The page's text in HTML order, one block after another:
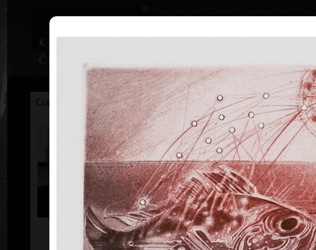
Home Artists Art Search
Curriculum Exhibitions Awards Collections
Karel Demel
* 28. 2. 1942